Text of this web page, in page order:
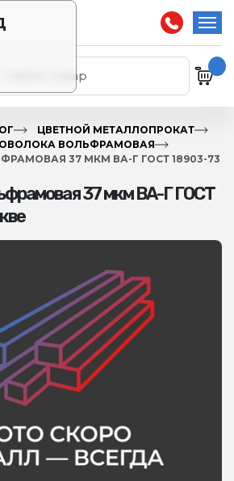
ЦВЕТНОЙ МЕТАЛЛОПРОКАТ
ВОЛЬФРАМОВАЯ
37 МКМ ВА-Г ГОСТ 18903-73
37 мкм ВА-Г ГОСТ